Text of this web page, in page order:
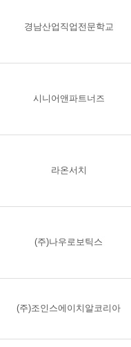
경남산업직업전문학교
시니어앤파트너즈
라온서치
(주)나우로보틱스
(주)조인스에이치알코리아